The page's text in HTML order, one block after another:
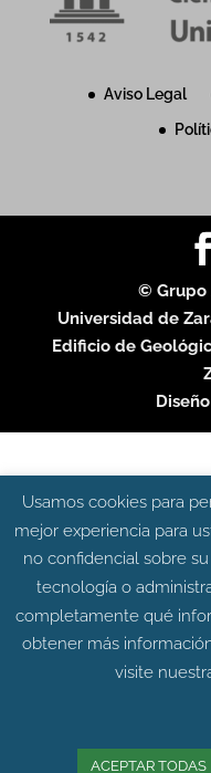
Aviso Legal
© Grupo
Universidad de
Edificio de
Usamos cookies para
mejor experiencia para
no confidencial sobre
tecnología o
completamente qué
obtener más
visite
ACEPTAR TODAS